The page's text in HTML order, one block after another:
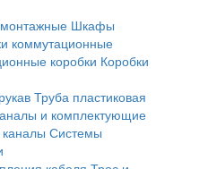
Шкафы
коммутационные
коробки Коробки
Труба пластиковая
и комплектующие
Системы